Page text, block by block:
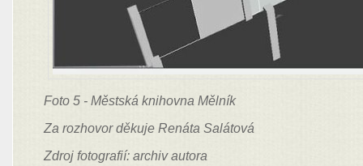
Foto 5 - Městská knihovna Mělník
Za rozhovor děkuje Renáta Salátová
Zdroj fotografií: archiv autora